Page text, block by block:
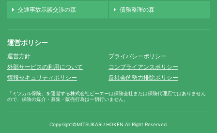
交通事故示談交渉の森 債務整理の森
運営ポリシー
運営方針
プライバシーポリシー
外部サービスの利用について
コンプライアンスポリシー
情報セキュリティポリシー
反社会的勢力排除ポリシー
「ミツカル保険」を運営する株式会社ピーエーは保険会社または保険代理店ではありません
ので、保険の媒介・募集・販売行為は一切行いません。
Copyright©MITSUKARU HOKEN.All Right Reserved.